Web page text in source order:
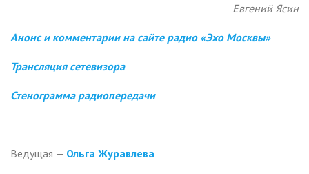
Евгений Ясин
Анонс и комментарии на сайте радио «Эхо Москвы»
Трансляция сетевизора
Стенограмма радиопередачи
Ведущая — Ольга Журавлева